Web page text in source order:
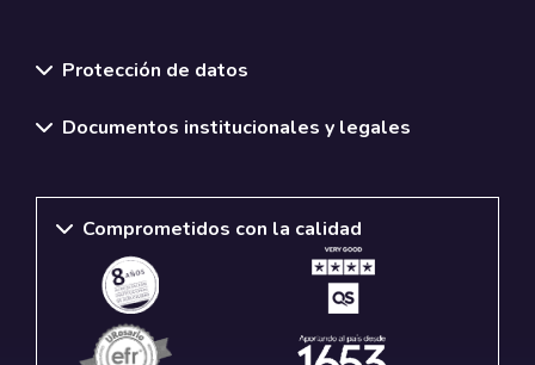
Protección de datos
Documentos institucionales y legales
Comprometidos con la calidad